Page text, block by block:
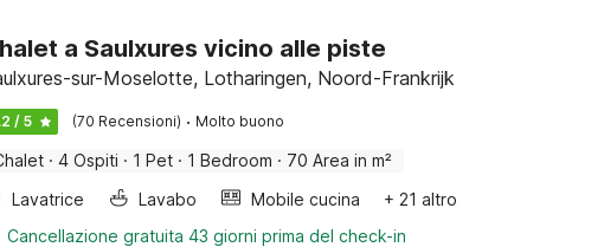
a Saulxures vicino alle piste
sur-Moselotte, Lotharingen, Noord-Frankrijk
/ 5 (70 Recensioni) · Molto buono
· 4 Ospiti · 1 Pet · 1 Bedroom · 70 Area in m²
Lavatrice
Lavabo Mobile cucina
+ 21 altro
Cancellazione gratuita 43 giorni prima del check-in